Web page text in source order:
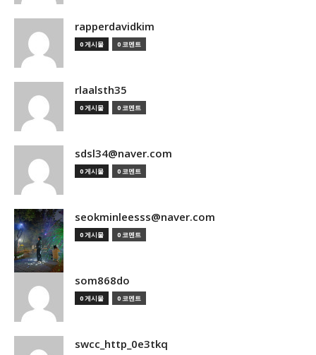
rapperdavidkim
0 게시물 0 코멘트
rlaalsth35
0 게시물 0 코멘트
sdsl34@naver.com
0 게시물 0 코멘트
seokminleesss@naver.com
0 게시물 0 코멘트
som868do
0 게시물 0 코멘트
swcc_http_0e3tkq